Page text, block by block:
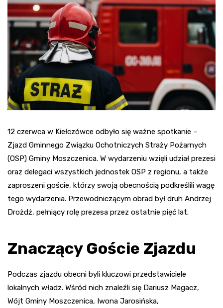
12 czerwca w Kiełczówce odbyło się ważne spotkanie –
Zjazd Gminnego Związku Ochotniczych Straży Pożarnych
(OSP) Gminy Moszczenica. W wydarzeniu wzięli udział prezesi
oraz delegaci wszystkich jednostek OSP z regionu, a także
zaproszeni goście, którzy swoją obecnością podkreślili wagę
tego wydarzenia. Przewodniczącym obrad był druh Andrzej
Drożdż, pełniący rolę prezesa przez ostatnie pięć lat.
Znaczący Goście Zjazdu
Podczas zjazdu obecni byli kluczowi przedstawiciele
lokalnych władz. Wśród nich znaleźli się Dariusz Magacz,
Wójt Gminy Moszczenica, Iwona Jarosińska,